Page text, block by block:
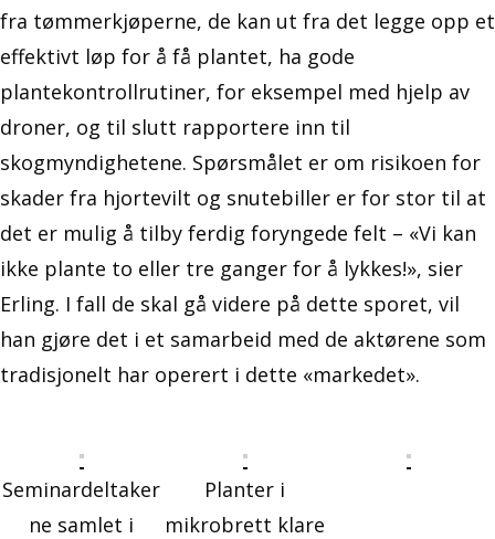
fra tømmerkjøperne, de kan ut fra det legge opp et
effektivt løp for å få plantet, ha gode
plantekontrollrutiner, for eksempel med hjelp av
droner, og til slutt rapportere inn til
skogmyndighetene. Spørsmålet er om risikoen for
skader fra hjortevilt og snutebiller er for stor til at
det er mulig å tilby ferdig foryngede felt – «Vi kan
ikke plante to eller tre ganger for å lykkes!», sier
Erling. I fall de skal gå videre på dette sporet, vil
han gjøre det i et samarbeid med de aktørene som
tradisjonelt har operert i dette «markedet».
Seminardeltaker
ne samlet i
Planter i
mikrobrett klare